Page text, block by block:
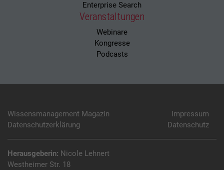
Enterprise Search
Veranstaltungen
Webinare
Kongresse
Podcasts
Wissensmanagement Magazin
Impressum
Datenschutzerklärung
Datenschutz
Herausgeberin: Nicole Lehnert
Westheimer Str. 18